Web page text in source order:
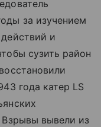
за изучением
и
сузить район
года катер LS
Взрывы вывели из